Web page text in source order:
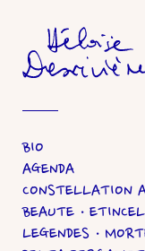
BIO
AGENDA
CONSTELLATION
BEAUTE
LEGENDES